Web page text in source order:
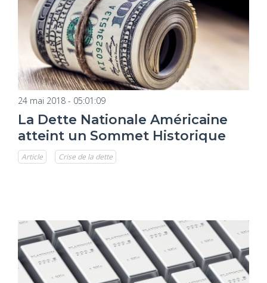
24 mai 2018 - 05:01:09
La Dette Nationale Américaine
atteint un Sommet Historique
Article Crise de la dette